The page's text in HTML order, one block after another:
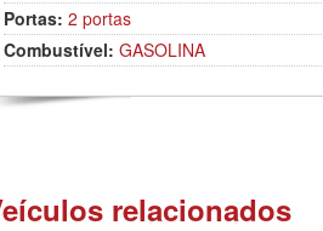
Portas: 2 portas
Combustível: GASOLINA
relacionados